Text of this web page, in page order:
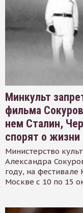
Минкульт
фильма
нем Сталин,
спорят о жизни
Министерство
Александра
году, на
Москве с 10 по 15